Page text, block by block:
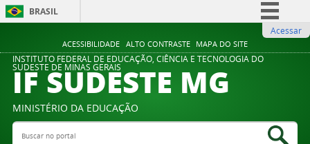
ACESSIBILIDADE ALTO CONTRASTE MAPA DO SITE
BRASIL
Comunica BR
Participe
Legislação
Acessar
INSTITUTO FEDERAL DE EDUCAÇÃO, CIÊNCIA E TECNOLOGIA DO
SUDESTE DE MINAS GERAIS
IF SUDESTE MG
MINISTÉRIO DA EDUCAÇÃO
Buscar no portal